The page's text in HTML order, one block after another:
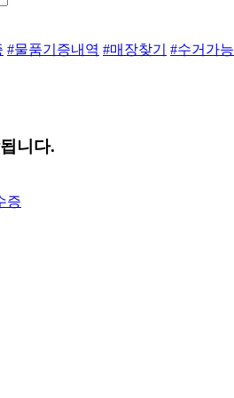
#물품기증내역 #매장찾기 #수거가
니다.
증